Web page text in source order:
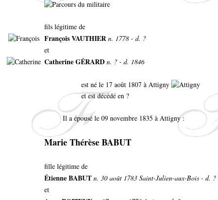
fils légitime de
François VAUTHIER n. 1778 - d. ?
et
Catherine GÉRARD n. ? - d. 1846
est né le 17 août 1807 à Attigny
et est décédé en ?
Il a épousé le 09 novembre 1835 à Attigny :
Marie Thérèse BABUT
fille légitime de
Étienne BABUT n. 30 août 1783 Saint-Julien-aux-Bois - d. ?
et